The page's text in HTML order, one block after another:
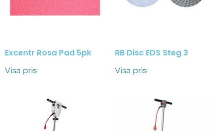
Excentr Rosa Pad 5pk
Visa pris
RB Disc EDS Steg 3
Visa pris